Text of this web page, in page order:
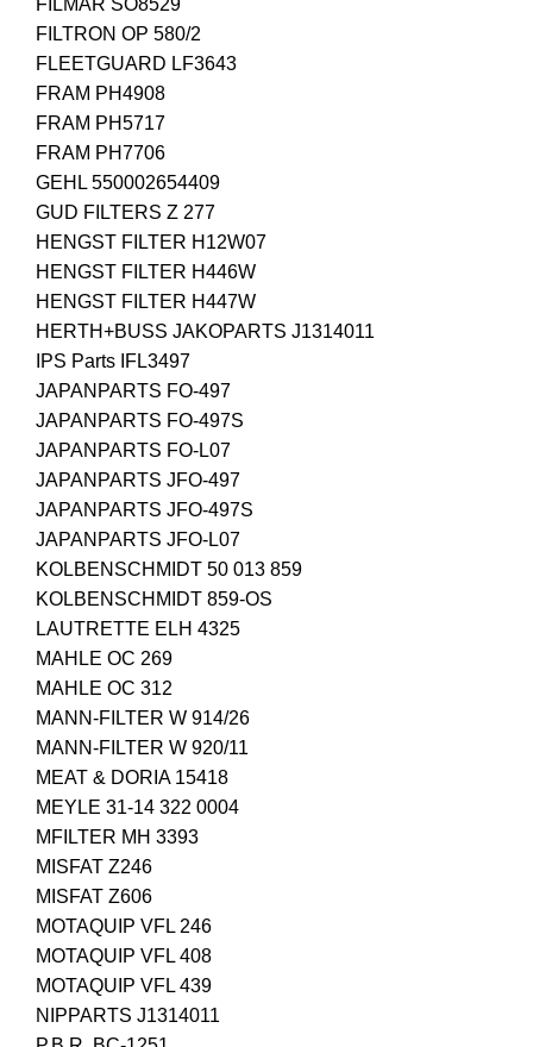
FILTRON OP 580/2
FLEETGUARD LF3643
FRAM PH4908
FRAM PH5717
FRAM PH7706
GEHL 550002654409
GUD FILTERS Z 277
HENGST FILTER H12W07
HENGST FILTER H446W
HENGST FILTER H447W
HERTH+BUSS JAKOPARTS J1314011
IPS Parts IFL3497
JAPANPARTS FO-497
JAPANPARTS FO-497S
JAPANPARTS FO-L07
JAPANPARTS JFO-497
JAPANPARTS JFO-497S
JAPANPARTS JFO-L07
KOLBENSCHMIDT 50 013 859
KOLBENSCHMIDT 859-OS
LAUTRETTE ELH 4325
MAHLE OC 269
MAHLE OC 312
MANN-FILTER W 914/26
MANN-FILTER W 920/11
MEAT & DORIA 15418
MEYLE 31-14 322 0004
MFILTER MH 3393
MISFAT Z246
MISFAT Z606
MOTAQUIP VFL 246
MOTAQUIP VFL 408
MOTAQUIP VFL 439
NIPPARTS J1314011